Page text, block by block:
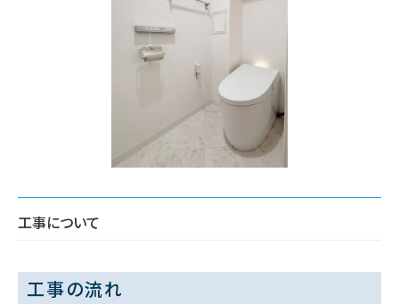
工事について
工事の流れ